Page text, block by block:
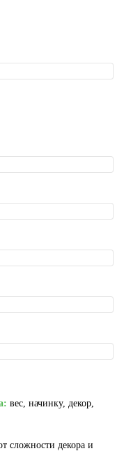
вес, начинку, декор,
сложности декора и